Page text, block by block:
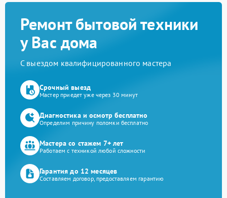
Ремонт бытовой техники
у Вас дома
С выездом квалифицированного мастера
Срочный выезд
Мастер приедет уже через 30 минут
Диагностика и осмотр бесплатно
Определим причину поломки бесплатно
Мастера со стажем 7+ лет
Работаем с техникой любой сложности
Гарантия до 12 месяцев
Составляем договор, предоставляем гарантию